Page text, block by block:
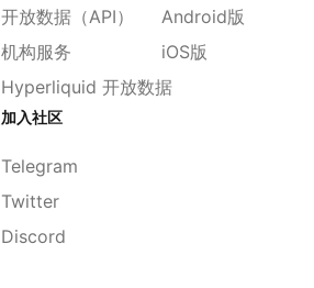
开放数据（API）
机构服务
Hyperliquid 开放数据
Android版
iOS版
加入社区
Telegram
Twitter
Discord